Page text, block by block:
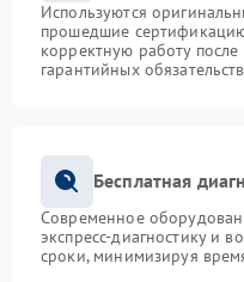
Используются
прошедшие
корректную работу
гарантийных обязательств
Бесплатная
Современное
экспресс-диагностику и
сроки, минимизируя